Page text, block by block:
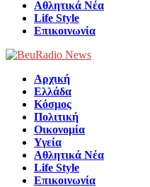
Αθλητικά Νέα
Life Style
Επικοινωνία
Αρχική
Ελλάδα
Κόσμος
Πολιτική
Οικονομία
Υγεία
Αθλητικά Νέα
Life Style
Επικοινωνία